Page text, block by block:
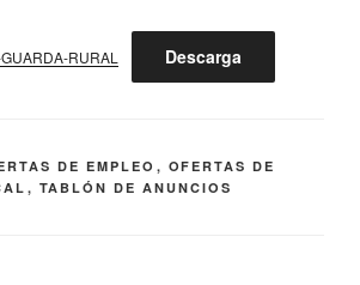
RURAL Descarga
DE EMPLEO , OFERTAS DE
, TABLÓN DE ANUNCIOS